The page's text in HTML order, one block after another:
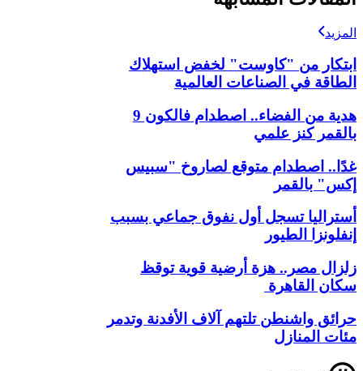
المزيد
ابتكار من "كاوست" لخفض استهلاك
الطاقة في الصناعات العالمية
هدية من الفضاء.. اصطدام فالكون 9
بالقمر كنز علمي
غدًا.. اصطدام متوقع لصاروخ "سبيس
إكس" بالقمر
أستراليا تسجل أول نفوق جماعي بسبب
إنفلونزا الطيور
زلزال مصر.. هزة أرضية قوية توقظ
سكان القاهرة
حرائق واشنطن تلتهم آلاف الأفدنة وتدمر
مئات المنازل